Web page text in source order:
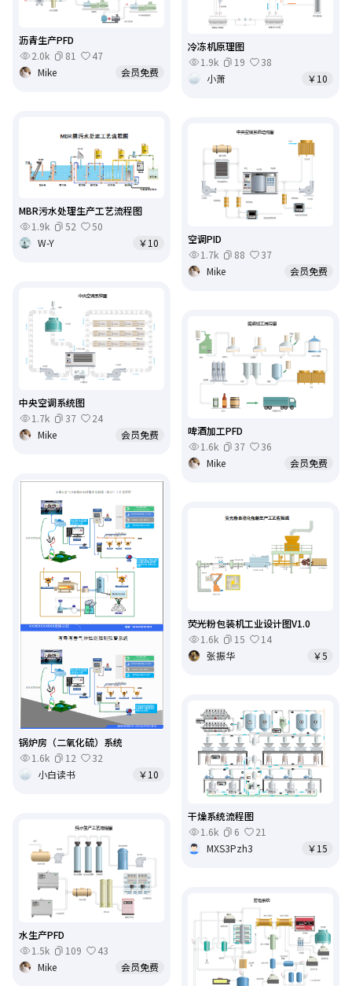
沥青生产PFD
2.0k
81
47
Mike
会员免费
冷冻机原理图
1.9k
19
38
小萧
￥10
MBR污水处理生产工艺流程图
1.9k
52
50
W-Y
￥10
空调PID
1.7k
88
37
Mike
会员免费
中央空调系统图
1.7k
37
24
Mike
会员免费
啤酒加工PFD
1.6k
37
36
Mike
会员免费
锅炉房（二氧化硫）系统
1.6k
12
32
小白读书
￥10
荧光粉包装机工业设计图V1.0
1.6k
15
14
张振华
￥5
干燥系统流程图
1.6k
6
21
MXS3Pzh3
￥15
水生产PFD
1.5k
109
43
Mike
会员免费